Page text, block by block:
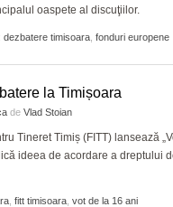
În ultimii
cazul
LA Z
PE SURSE
oaspete al discuţiilor.
dezbatere timisoara fonduri europene
la Timișoara
de Vlad Stoian
Tineret Timiș (FITT) lansează
ideea de acordare a dreptului
fitt timisoara vot de la 16 ani